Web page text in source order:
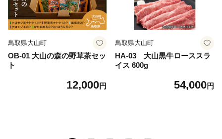
鳥取県大山町
OB-01 大山の森の野草茶セッ
ト
12,000円
鳥取県大山町
HA-03 大山黒牛ローススラ
イス 600g
54,000円